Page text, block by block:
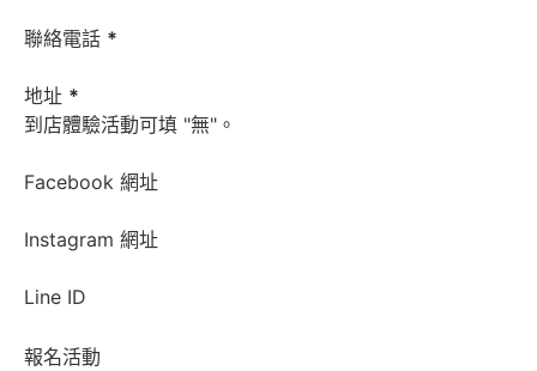
聯絡電話 *
地址 *
到店體驗活動可填 "無"。
Facebook 網址
Instagram 網址
Line ID
報名活動